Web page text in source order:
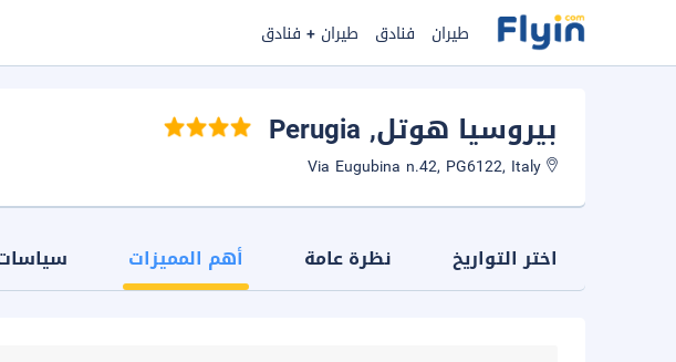
طيران فنادق طيران + فنادق
بيروسيا هوتل, Perugia
اختر التواريخ نظرة عامة أهم المميزات